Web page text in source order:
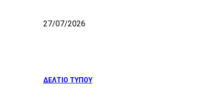
27/07/2026
ΔΕΛΤΙΟ ΤΥΠΟΥ